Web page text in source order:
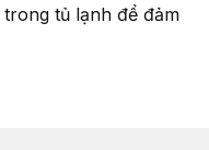
trong tủ lạnh để đảm